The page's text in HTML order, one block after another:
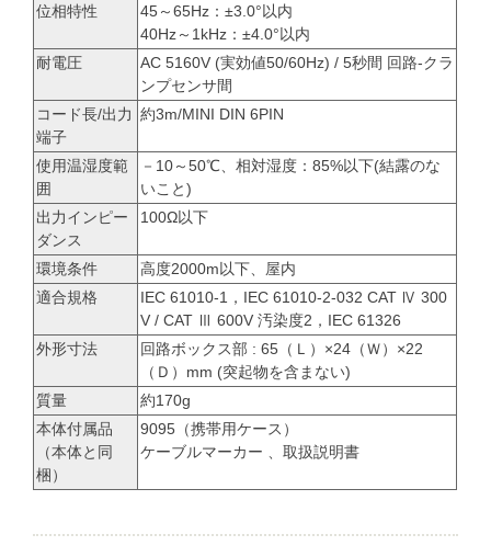
位相特性
45～65Hz：±3.0°以内
40Hz～1kHz：±4.0°以内
耐電圧
AC 5160V (実効値50/60Hz) / 5秒間 回路-クラ
ンプセンサ間
コード長/出力
端子
約3m/MINI DIN 6PIN
使用温湿度範
囲
－10～50℃、相対湿度：85%以下(結露のな
いこと)
出力インピー
ダンス
100Ω以下
環境条件
高度2000m以下、屋内
適合規格
IEC 61010-1，IEC 61010-2-032 CAT Ⅳ 300
V / CAT Ⅲ 600V 汚染度2，IEC 61326
外形寸法
回路ボックス部 : 65（Ｌ）×24（Ｗ）×22
（Ｄ）mm (突起物を含まない)
質量
約170g
本体付属品
（本体と同
梱）
9095（携帯用ケース）
ケーブルマーカー 、取扱説明書